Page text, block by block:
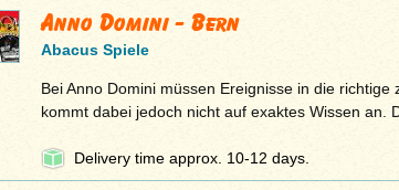
Anno Domini - Bern
Abacus Spiele
Bei Anno Domini müssen Ereignisse in die
kommt dabei jedoch nicht auf exaktes Wissen an.
Delivery time approx. 10-12 days.